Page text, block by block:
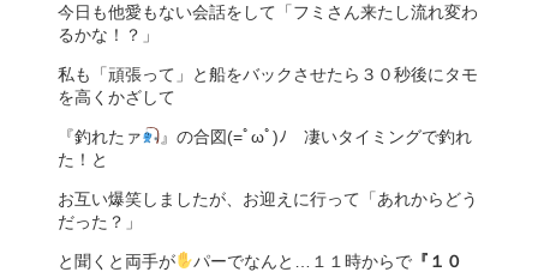
今日も他愛もない会話をして「フミさん来たし流れ変わ
るかな！？」
私も「頑張って」と船をバックさせたら３０秒後にタモ
を高くかざして
『釣れたァ
』の合図(=ﾟωﾟ)ﾉ 凄いタイミングで釣れ
た！と
お互い爆笑しましたが、お迎えに行って「あれからどう
だった？」
と聞くと両手が パーでなんと…１１時からで 『１０